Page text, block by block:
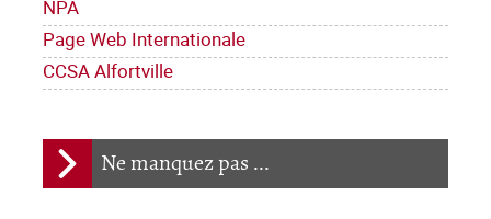
NPA
Page Web Internationale
CCSA Alfortville
Ne manquez pas ...